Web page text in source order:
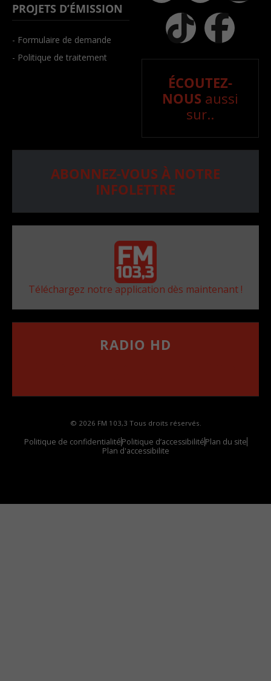
PROJETS D’ÉMISSION
- Formulaire de demande
- Politique de traitement
ÉCOUTEZ-
NOUS aussi
sur..
ABONNEZ-VOUS À NOTRE
INFOLETTRE
Téléchargez notre application dès maintenant !
RADIO HD
© 2026 FM 103,3 Tous droits réservés.
Politique de confidentialitéPolitique d’accessibilitéPlan du site
Plan d'accessibilite